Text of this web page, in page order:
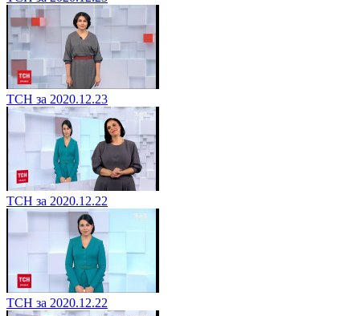
ТСН за 2020.12.23
ТСН за 2020.12.22
ТСН за 2020.12.22